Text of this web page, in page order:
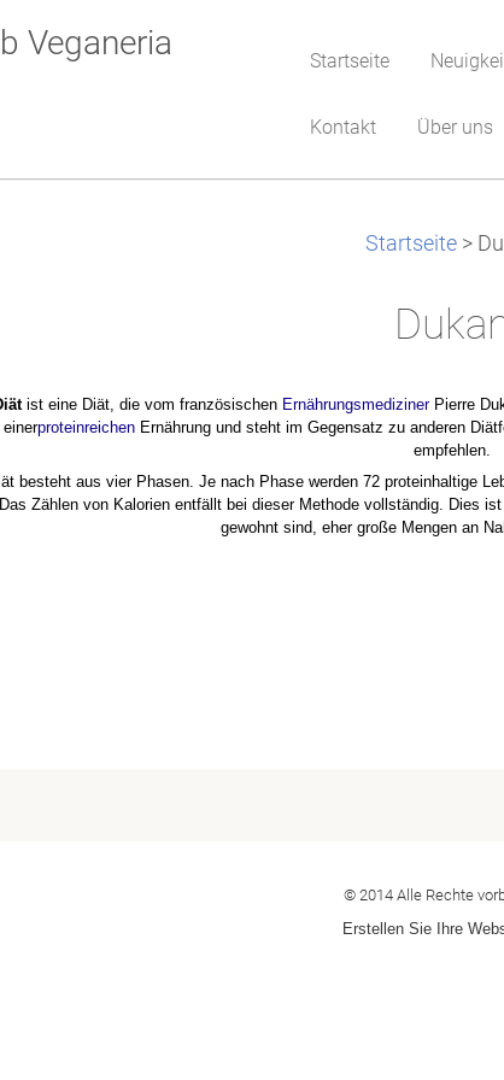
Veganeria Startseite
Kontakt Über uns
Startseite >
ist eine Diät, die vom französischen ErnährungsmedizinerPierre
proteinreichenErnährung und steht im Gegensatz zu anderen
empfehlen.
besteht aus vier Phasen. Je nach Phase werden 72 proteinhaltige
Zählen von Kalorien entfällt bei dieser Methode vollständig. Dies
gewohnt sind, eher große Mengen an
© 2014 Alle Rechte
Erstellen Sie Ihre